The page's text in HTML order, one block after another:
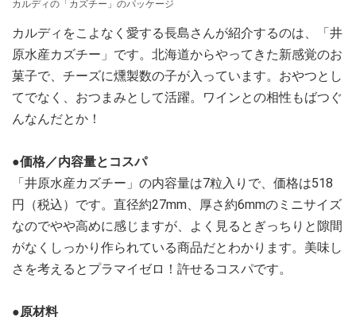
カルディの「カズチー」のパッケージ
カルディをこよなく愛する長島さんが紹介するのは、「井
原水産カズチー」です。北海道からやってきた新感覚のお
菓子で、チーズに燻製数の子が入っています。おやつとし
てでなく、おつまみとして活躍。ワインとの相性もばつぐ
んなんだとか！
●価格／内容量とコスパ
「井原水産カズチー」の内容量は7粒入りで、価格は518
円（税込）です。直径約27mm、厚さ約6mmのミニサイズ
なのでやや高めに感じますが、よく見るとぎっちりと隙間
がなくしっかり作られている商品だとわかります。美味し
さを考えるとプラマイゼロ！許せるコスパです。
●原材料